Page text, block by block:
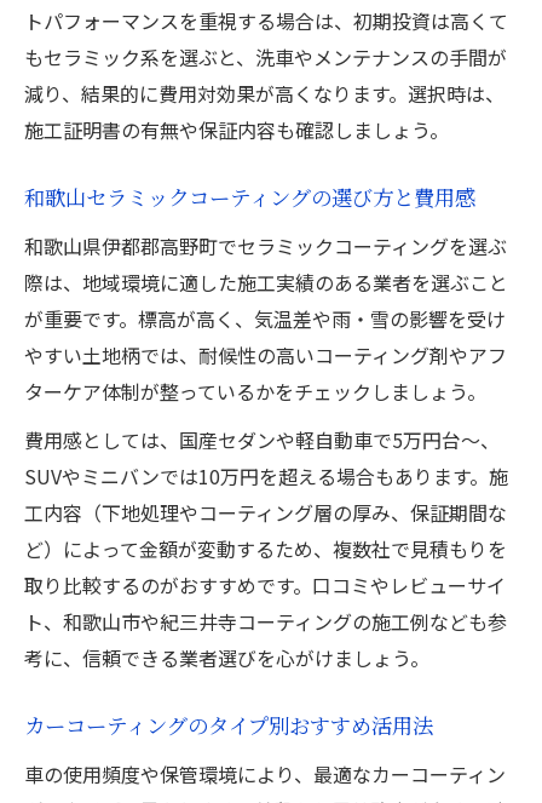
トパフォーマンスを重視する場合は、初期投資は高くて
もセラミック系を選ぶと、洗車やメンテナンスの手間が
減り、結果的に費用対効果が高くなります。選択時は、
施工証明書の有無や保証内容も確認しましょう。
和歌山セラミックコーティングの選び方と費用感
和歌山県伊都郡高野町でセラミックコーティングを選ぶ
際は、地域環境に適した施工実績のある業者を選ぶこと
が重要です。標高が高く、気温差や雨・雪の影響を受け
やすい土地柄では、耐候性の高いコーティング剤やアフ
ターケア体制が整っているかをチェックしましょう。
費用感としては、国産セダンや軽自動車で5万円台～、
SUVやミニバンでは10万円を超える場合もあります。施
工内容（下地処理やコーティング層の厚み、保証期間な
ど）によって金額が変動するため、複数社で見積もりを
取り比較するのがおすすめです。口コミやレビューサイ
ト、和歌山市や紀三井寺コーティングの施工例なども参
考に、信頼できる業者選びを心がけましょう。
カーコーティングのタイプ別おすすめ活用法
車の使用頻度や保管環境により、最適なカーコーティン